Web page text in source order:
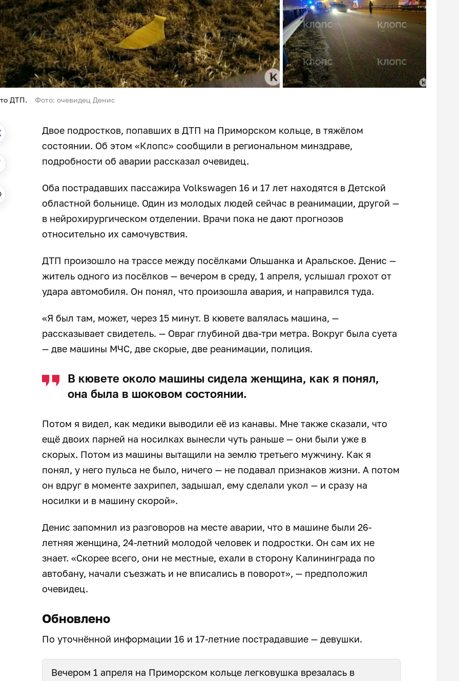
ДТП. Фото: очевидец Денис
Двое подростков, попавших в ДТП на Приморском кольце, в тяжёлом
состоянии. Об этом «Клопс» сообщили в региональном минздраве,
подробности об аварии рассказал очевидец.
Оба пострадавших пассажира Volkswagen 16 и 17 лет находятся в Детской
областной больнице. Один из молодых людей сейчас в реанимации, другой —
в нейрохирургическом отделении. Врачи пока не дают прогнозов
относительно их самочувствия.
ДТП произошло на трассе между посёлками Ольшанка и Аральское. Денис —
житель одного из посёлков — вечером в среду, 1 апреля, услышал грохот от
удара автомобиля. Он понял, что произошла авария, и направился туда.
«Я был там, может, через 15 минут. В кювете валялась машина, —
рассказывает свидетель. — Овраг глубиной два-три метра. Вокруг была суета
— две машины МЧС, две скорые, две реанимации, полиция.
В кювете около машины сидела женщина, как я понял,
она была в шоковом состоянии.
Потом я видел, как медики выводили её из канавы. Мне также сказали, что
ещё двоих парней на носилках вынесли чуть раньше — они были уже в
скорых. Потом из машины вытащили на землю третьего мужчину. Как я
понял, у него пульса не было, ничего — не подавал признаков жизни. А потом
он вдруг в моменте захрипел, задышал, ему сделали укол — и сразу на
носилки и в машину скорой».
Денис запомнил из разговоров на месте аварии, что в машине были 26-
летняя женщина, 24-летний молодой человек и подростки. Он сам их не
знает. «Скорее всего, они не местные, ехали в сторону Калининграда по
автобану, начали съезжать и не вписались в поворот», — предположил
очевидец.
Обновлено
По уточнённой информации 16 и 17-летние пострадавшие — девушки.
Вечером 1 апреля на Приморском кольце легковушка врезалась в